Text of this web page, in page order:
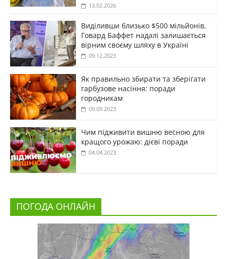
13.02.2026
Виділивши близько $500 мільйонів,
Говард Баффет надалі залишається
вірним своєму шляху в Україні
09.12.2023
Як правильно збирати та зберігати
гарбузове насіння: поради
городникам
09.09.2023
Чим підживити вишню весною для
кращого урожаю: дієві поради
04.04.2023
ПОГОДА ОНЛАЙН